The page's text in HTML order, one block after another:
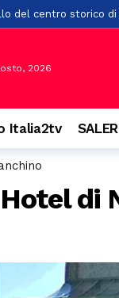
del centro storico di
a Francesco
non sicuri,
incendio a San
si ribalta più volte
di Ferragosto,
tra tre auto a
2026
Italia2tv
di